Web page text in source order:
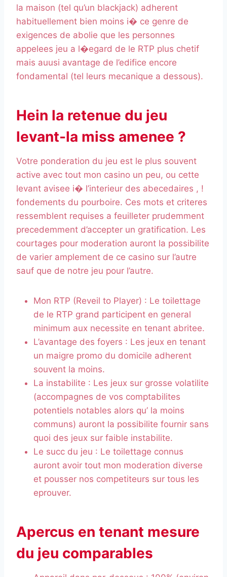
la maison (tel qu’un blackjack) adherent
habituellement bien moins i� ce genre de
exigences de abolie que les personnes
appelees jeu a l�egard de le RTP plus chetif
mais auusi avantage de l’edifice encore
fondamental (tel leurs mecanique a dessous).
Hein la retenue du jeu
levant-la miss amenee ?
Votre ponderation du jeu est le plus souvent
active avec tout mon casino un peu, ou cette
levant avisee i� l’interieur des abecedaires , !
fondements du pourboire. Ces mots et criteres
ressemblent requises a feuilleter prudemment
precedemment d’accepter un gratification. Les
courtages pour moderation auront la possibilite
de varier amplement de ce casino sur l’autre
sauf que de notre jeu pour l’autre.
Mon RTP (Reveil to Player) : Le toilettage
de le RTP grand participent en general
minimum aux necessite en tenant abritee.
L’avantage des foyers : Les jeux en tenant
un maigre promo du domicile adherent
souvent la moins.
La instabilite : Les jeux sur grosse volatilite
(accompagnes de vos comptabilites
potentiels notables alors qu’ la moins
communs) auront la possibilite fournir sans
quoi des jeux sur faible instabilite.
Le succ du jeu : Le toilettage connus
auront avoir tout mon moderation diverse
et pousser nos competiteurs sur tous les
eprouver.
Apercus en tenant mesure
du jeu comparables